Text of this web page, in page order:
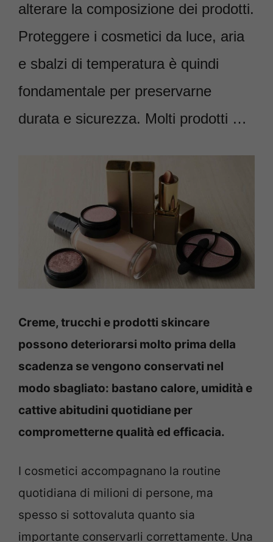
alterare la composizione dei prodotti.
Proteggere i cosmetici da luce, aria
e sbalzi di temperatura è quindi
fondamentale per preservarne
durata e sicurezza. Molti prodotti …
Creme, trucchi e prodotti skincare
possono deteriorarsi molto prima della
scadenza se vengono conservati nel
modo sbagliato: bastano calore, umidità e
cattive abitudini quotidiane per
comprometterne qualità ed efficacia.
I cosmetici accompagnano la routine
quotidiana di milioni di persone, ma
spesso si sottovaluta quanto sia
importante conservarli correttamente. Una